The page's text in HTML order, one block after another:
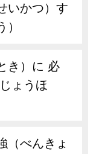
いかつ）す
き）に 必
ょうほ
（べんきょ